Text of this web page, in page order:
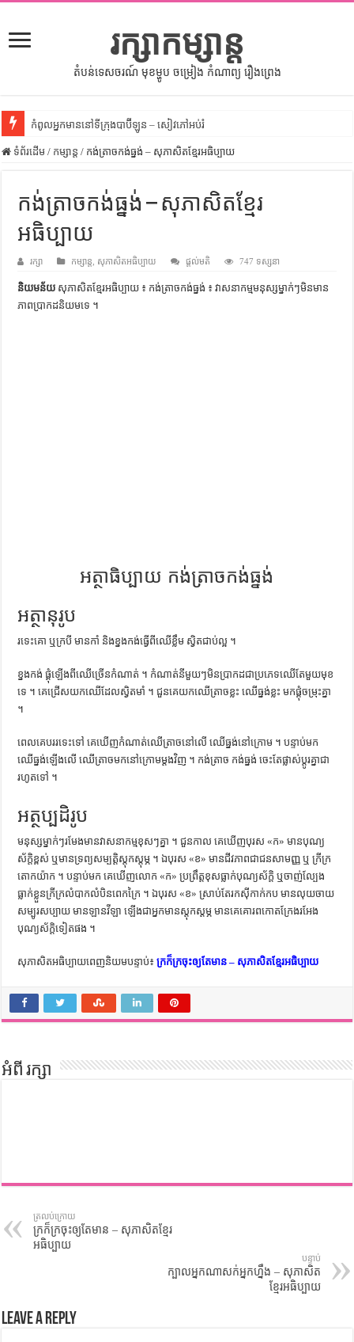
រក្សាកម្សាន្ត
តំបន់ទេសចរណ៍ មុខម្ហូប ចម្រៀង កំណាព្យ រឿងព្រេង
កំពូលអ្នកមាននៅទីក្រុងបាប៊ីឡូន – សៀវភៅអប់រំ
សីលធម៌នៅក្នុងសង្គមខ្មែរ – សៀវភៅចំណេះដឹងទូទៅ
ទំលៀមទម្លាប់ប្រពៃណីជនជាតិចិន – សៀវភៅចំណេះដឹងទូទៅ
ដើមកំណើតអង្គរ – សៀវភៅចំណេះដឹងទូទៅ
ដើមកំណើតជនជាតិខ្មែរ – អត្ថបទស្រាវជ្រាវ
ទំនាក់ទំនងកម្ពុជានិងចិន – សៀវភៅចំណេះដឹងទូទៅ
ព្រះបាទធម្មិក – សៀវភៅចំណេះដឹងទូទៅ
ទំព័រដើម / កម្សាន្ត / កង់ត្រាចកង់ធ្នង់ – សុភាសិតខ្មែរអធិប្បាយ
កង់ត្រាចកង់ធ្នង់ – សុភាសិតខ្មែរ
អធិប្បាយ
រក្សា កម្សាន្ត សុភាសិតអធិប្បាយ ផ្តល់មតិ 747 ទស្សនា
និយមន័យ សុភាសិតខ្មែរអធិប្បាយ ៖ កង់ត្រាចកង់ធ្នង់ ៖ វាសនា​កម្ម​មនុស្ស​ម្នាក់ៗ​មិន​មាន​
ភាព​ប្រាកដ​និយម​ទេ ។
អត្ថាធិប្បាយ កង់ត្រាចកង់ធ្នង់
អត្ថានុរូប
រទេះ​គោ ឬ​ក្របី មាន​កាំ និង​ខ្នង​កង់​ធ្វើ​ពី​ឈើ​ខ្លឹម ស្វិត​ជាប់​ល្អ ។
ខ្នង​កង់ ផ្គុំ​ឡើង​ពី​ឈើ​ច្រើន​កំណាត់ ។ កំណាត់​នីមួយៗ​មិន​ប្រាកដ​ជា​ប្រភេទ​ឈើ​តែ​មួយ​មុខ​
ទេ ។ គេ​ជ្រើស​យក​ឈើ​ដែល​ស្វិត​មាំ ។ ជួន​គេ​យក​ឈើ​ត្រាច​ខ្លះ ឈើ​ធ្នង់​ខ្លះ មក​ផ្គុំ​ចម្រុះ​គ្នា
។
ពេល​គេ​បរ​រទេះ​ទៅ គេ​ឃើញ​កំណាត់​ឈើ​ត្រាច​នៅ​លើ ឈើ​ធ្នង់​នៅ​ក្រោម ។ បន្ទាប់​មក
ឈើ​ធ្នង់​ឡើង​លើ ឈើ​ត្រាច​មក​នៅ​ក្រោម​ម្ដង​វិញ ។ កង់​ត្រាច កង់​ធ្នង់ ចេះ​តែ​ផ្លាស់​ប្ដូរ​គ្នា​ជា​
រហូត​ទៅ ។
អត្ថប្បដិរូប
មនុស្ស​ម្នាក់ៗ​រមែង​មាន​វាសនា​កម្ម​ខុសៗ​គ្នា ។ ជួនកាល គេ​ឃើញ​បុរស «ក» មាន​បុណ្យ
ស័ក្តិ​ខ្ពស់ ឬ​មាន​ទ្រព្យសម្បត្តិ​ស្ដុក​ស្ដុម្ភ ។ ឯ​បុរស «ខ» មាន​ជីវភាព​ជា​ជន​សាមញ្ញ ឬ ក្រីក្រ​
តោក​យ៉ាក ។ បន្ទាប់​មក គេ​ឃើញ​លោក «ក» ប្រព្រឹត្ត​ខុស​ធ្លាក់​បុណ្យស័ក្តិ ឬ​ចាញ់​ល្បែង​
ធ្លាក់​ខ្លួន​ក្រីក្រ​លំបាក​លំបិន​ពេក​ក្រៃ ។ ឯ​បុរស «ខ» ស្រាប់​តែ​រក​ស៊ី​កាក់​កប មាន​លុយ​ចាយ​
សម្បូរ​សប្បាយ មាន​ឡាន​វីឡា ឡើង​ជា​អ្នក​មាន​ស្ដុកស្ដម្ភ មាន​គេ​គោរព​កោតក្រែង​រអែង​
បុណ្យស័ក្តិ​ទៀត​ផង ។
សុភាសិតអធិប្បាយពេញនិយមបន្ទាប់៖ក្រក៏ក្រចុះឲ្យតែមាន – សុភាសិតខ្មែរអធិប្បាយ
អំពី រក្សា
ត្រលប់ក្រោយ
ក្រក៏ក្រចុះឲ្យតែមាន – សុភាសិតខ្មែរ
អធិប្បាយ
បន្ទាប់
ក្បាលអ្នកណាសក់អ្នកហ្នឹង – សុភាសិត
ខ្មែរអធិប្បាយ
Leave a Reply